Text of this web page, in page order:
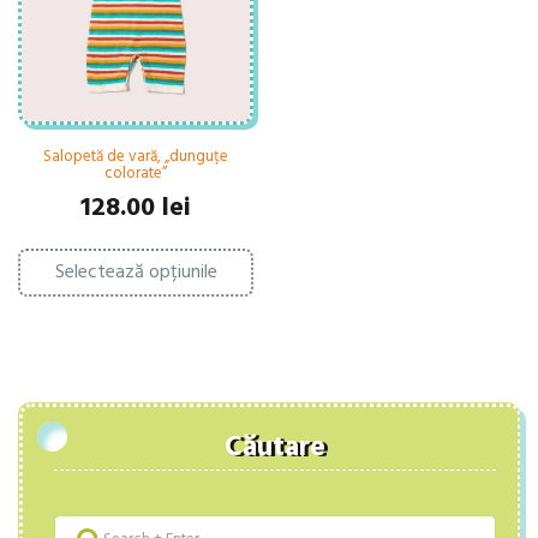
în
pagina
produsului.
Salopetă de vară, „dunguțe
colorate”
128.00 lei
Selectează opțiunile
Acest
produs
are
pot
alese
în
Căutare